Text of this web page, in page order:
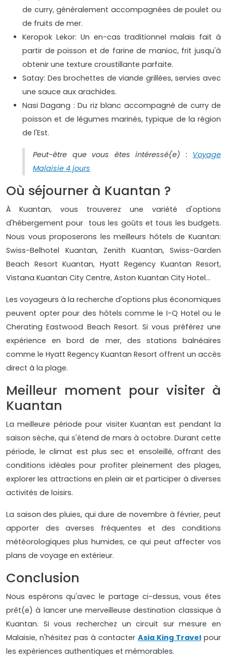
de curry, généralement accompagnées de poulet ou
de fruits de mer.
Keropok Lekor: Un en-cas traditionnel malais fait à
partir de poisson et de farine de manioc, frit jusqu'à
obtenir une texture croustillante parfaite.
Satay: Des brochettes de viande grillées, servies avec
une sauce aux arachides.
Nasi Dagang : Du riz blanc accompagné de curry de
poisson et de légumes marinés, typique de la région
de l'Est.
Peut-être que vous êtes intéressé(e) : Voyage
Malaisie 4 jours
Où séjourner à Kuantan ?
À Kuantan, vous trouverez une variété d'options
d'hébergement pour tous les goûts et tous les budgets.
Nous vous proposerons les meilleurs hôtels de Kuantan:
Swiss-Belhotel Kuantan, Zenith Kuantan, Swiss-Garden
Beach Resort Kuantan, Hyatt Regency Kuantan Resort,
Vistana Kuantan City Centre, Aston Kuantan City Hotel…
Les voyageurs à la recherche d'options plus économiques
peuvent opter pour des hôtels comme le I-Q Hotel ou le
Cherating Eastwood Beach Resort. Si vous préférez une
expérience en bord de mer, des stations balnéaires
comme le Hyatt Regency Kuantan Resort offrent un accès
direct à la plage.
Meilleur moment pour visiter à
Kuantan
La meilleure période pour visiter Kuantan est pendant la
saison sèche, qui s'étend de mars à octobre. Durant cette
période, le climat est plus sec et ensoleillé, offrant des
conditions idéales pour profiter pleinement des plages,
explorer les attractions en plein air et participer à diverses
activités de loisirs.
La saison des pluies, qui dure de novembre à février, peut
apporter des averses fréquentes et des conditions
météorologiques plus humides, ce qui peut affecter vos
plans de voyage en extérieur.
Conclusion
Nous espérons qu'avec le partage ci-dessus, vous êtes
prêt(e) à lancer une merveilleuse destination classique à
Kuantan. Si vous recherchez un circuit sur mesure en
Malaisie, n'hésitez pas à contacter Asia King Travel pour
les expériences authentiques et mémorables.